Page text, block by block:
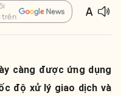
trên
càng được ứng dụng
độ xử lý giao dịch và